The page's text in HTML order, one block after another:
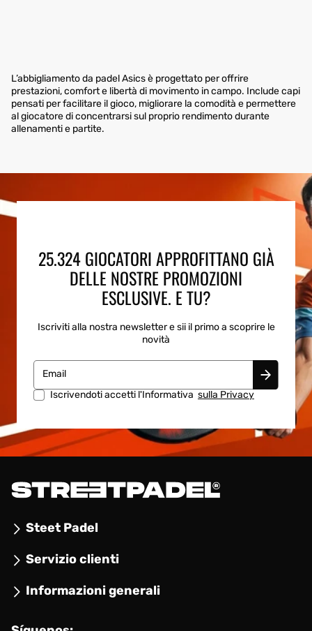
L’abbigliamento da padel Asics è progettato per offrire
prestazioni, comfort e libertà di movimento in campo. Include capi
pensati per facilitare il gioco, migliorare la comodità e permettere
al giocatore di concentrarsi sul proprio rendimento durante
allenamenti e partite.
25.324 GIOCATORI APPROFITTANO GIÀ
DELLE NOSTRE PROMOZIONI
ESCLUSIVE. E TU?
Iscriviti alla nostra newsletter e sii il primo a scoprire le
novità
Email
Iscrivendoti accetti l'Informativa sulla Privacy
Steet Padel
Servizio clienti
Informazioni generali